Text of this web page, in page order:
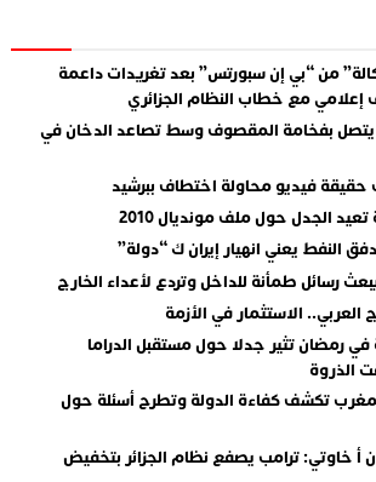
من “بي إن سبورتس” بعد تغريدات داعمة
مع خطاب النظام الجزائري
بفخامة المقصوف وسط تصاعد الدخان في
فيديو محاولة اختطاف ببرشيد
الجدل حول ملف مونديال 2010
يعني انهيار إيران ك “دولة”
رسائل طمأنة للداخل وتردع لأعداء الخارج
الاستثمار في الأزمة
رمضان تثير جدلا حول مستقبل الدراما
الذروة
تكشف كفاءة الدولة وتطرح أسئلة حول
أ خاوتي: ترامب يصفع نظام الجزائر بتخفيض